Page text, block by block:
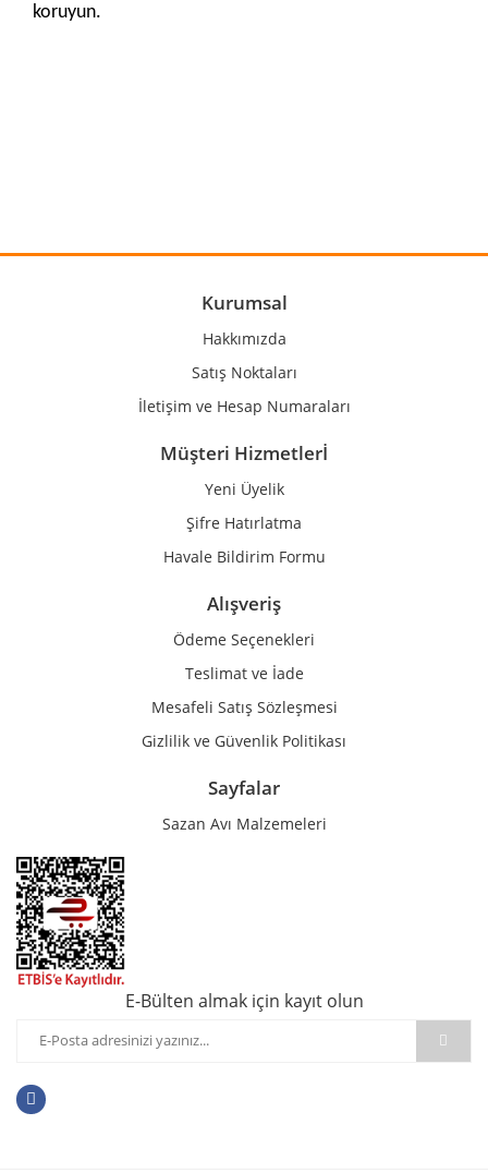
koruyun.
Ürün açıklamasında eksik bilgiler bulunuyor.
Ürün bilgilerinde hatalar bulunuyor.
Gönder
Kurumsal
Hakkımızda
Satış Noktaları
İletişim ve Hesap Numaraları
Müşteri Hizmetlerİ
Yeni Üyelik
Şifre Hatırlatma
Havale Bildirim Formu
Alışveriş
Ödeme Seçenekleri
Teslimat ve İade
Mesafeli Satış Sözleşmesi
Gizlilik ve Güvenlik Politikası
Sayfalar
Sazan Avı Malzemeleri
E-Bülten almak için kayıt olun